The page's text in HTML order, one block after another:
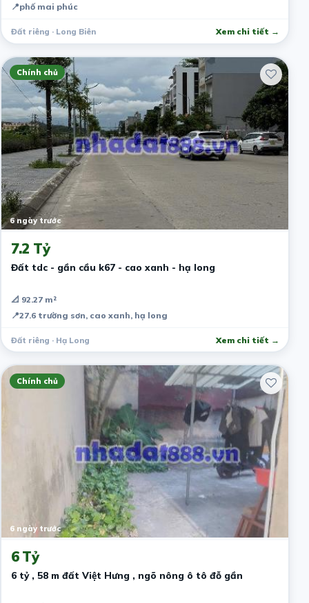
📍phố mai phúc
Đất riêng · Long Biên Xem chi tiết →
Chính chủ
6 ngày trước
7.2 Tỷ
Đất tdc - gần cầu k67 - cao xanh - hạ long
📐 92.27 m²
📍27.6 trường sơn, cao xanh, hạ long
Đất riêng · Hạ Long Xem chi tiết →
Chính chủ
6 ngày trước
6 Tỷ
6 tỷ , 58 m đất Việt Hưng , ngõ nông ô tô đỗ gần